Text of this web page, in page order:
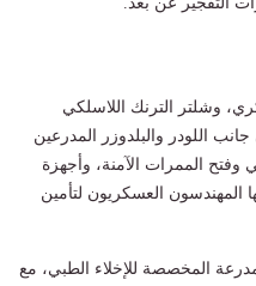
وشلتر الترنك اللاسلكي
اللودر والبلدوزر المدرعين
وفتح الممرات الآمنة، وأجهزة
المهندسون العسكريون لتأمين
المخصصة للإخلاء الطبي، مع